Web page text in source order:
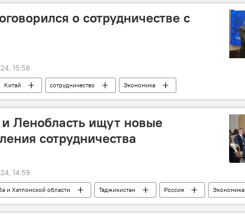
о сотрудничестве с
15:58
Китай сотрудничество Экономика
Ленобласть ищут новые
сотрудничества
14:59
и Хатлонской области Таджикистан Россия
Экономика